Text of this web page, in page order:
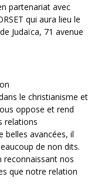
partenariat avec
qui aura lieu le
Judaïca, 71 avenue
le christianisme et
oppose et rend
relations
belles avancées, il
de non dits.
reconnaissant nos
que notre relation